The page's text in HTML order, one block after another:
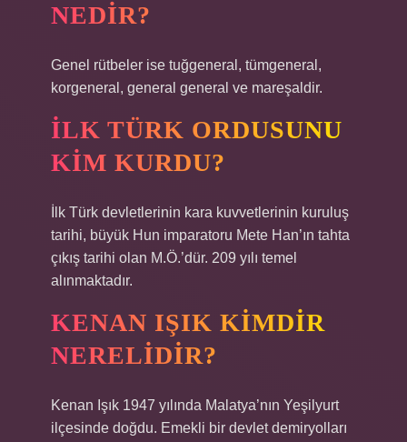
NEDIR?
Genel rütbeler ise tuğgeneral, tümgeneral,
korgeneral, general general ve mareşaldir.
İLK TÜRK ORDUSUNU
KIM KURDU?
İlk Türk devletlerinin kara kuvvetlerinin kuruluş
tarihi, büyük Hun imparatoru Mete Han’ın tahta
çıkış tarihi olan M.Ö.’dür. 209 yılı temel
alınmaktadır.
KENAN IŞIK KIMDIR
NERELIDIR?
Kenan Işık 1947 yılında Malatya’nın Yeşilyurt
ilçesinde doğdu. Emekli bir devlet demiryolları